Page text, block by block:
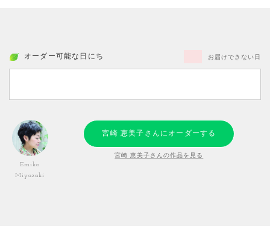
オーダー可能な日にち お届けできない日
Emiko
Miyazaki
宮崎 恵美子さんにオーダーする
宮崎 恵美子さんの作品を見る